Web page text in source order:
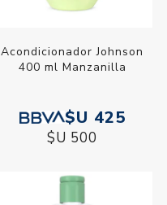
Acondicionador Johnson
400 ml Manzanilla
$U 425
$U 500